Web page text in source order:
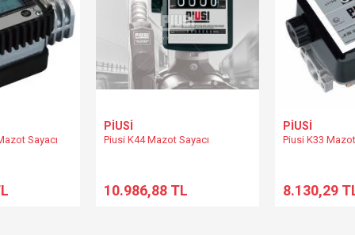
Sayacı
PİUSİ
Piusi K44 Mazot Sayacı
10.986,88 TL
PİUSİ
Piusi K33
8.130,29